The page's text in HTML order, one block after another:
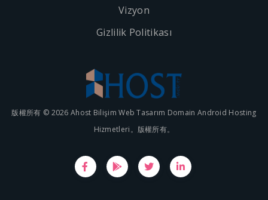
Vizyon
Gizlilik Politikası
版權所有 © 2026 Ahost Bilişim Web Tasarım Domain Android Hosting
Hizmetleri。版權所有。